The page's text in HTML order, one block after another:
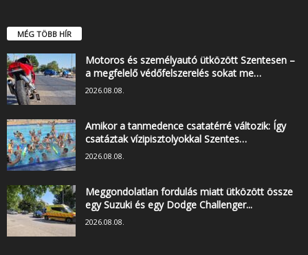
MÉG TÖBB HÍR
Motoros és személyautó ütközött Szentesen –
a megfelelő védőfelszerelés sokat me…
2026.08.08.
Amikor a tanmedence csatatérré változik: Így
csatáztak vízipisztolyokkal Szentes…
2026.08.08.
Meggondolatlan fordulás miatt ütközött össze
egy Suzuki és egy Dodge Challenger...
2026.08.08.